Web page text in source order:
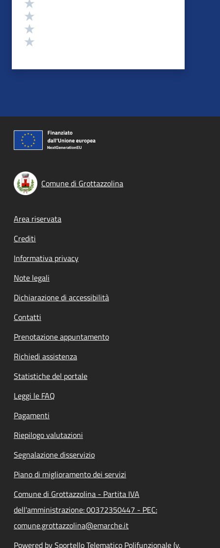
Comune di Grottazzolina
Footer menu
Area riservata
Crediti
Informativa privacy
Note legali
Dichiarazione di accessibilità
Contatti
Prenotazione appuntamento
Richiedi assistenza
Statistiche del portale
Leggi le FAQ
Pagamenti
Riepilogo valutazioni
Segnalazione disservizio
Piano di miglioramento dei servizi
Comune di Grottazzolina - Partita IVA
dell'amministrazione: 00372350447 - PEC:
comune.grottazzolina@emarche.it
Powered by Sportello Telematico Polifunzionale (v.